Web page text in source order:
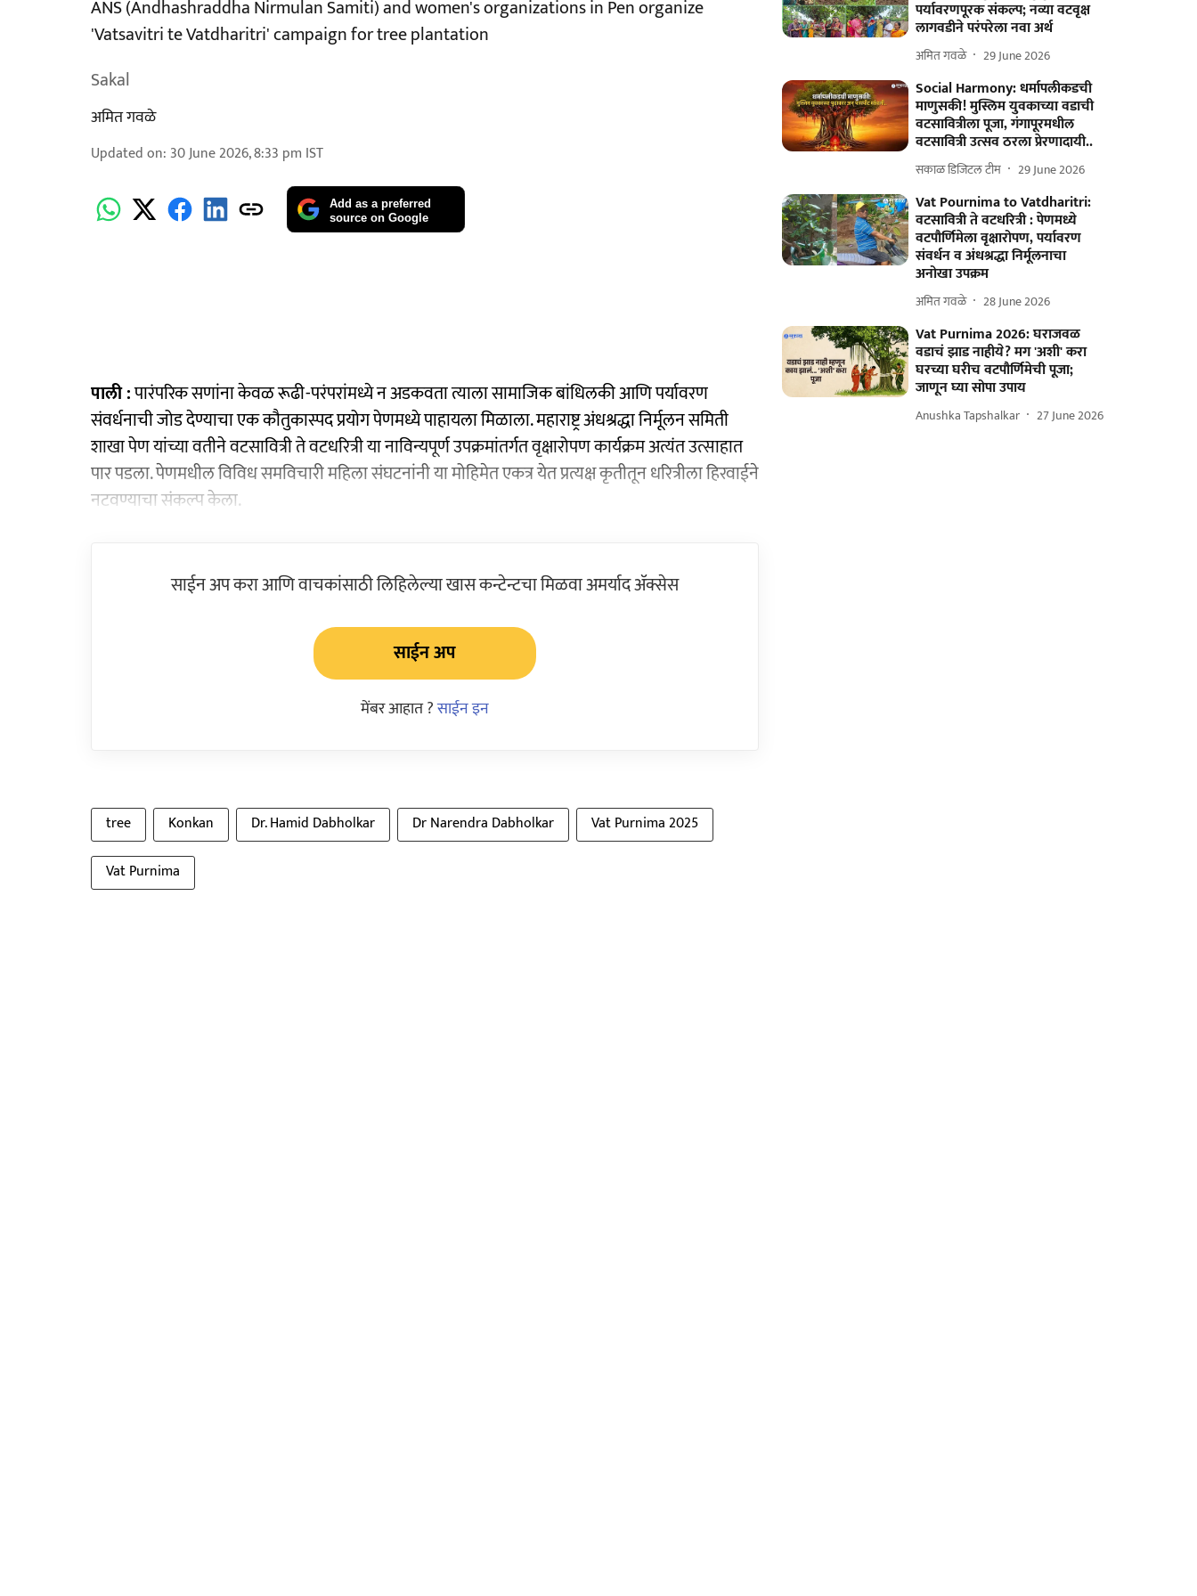
ANS (Andhashraddha Nirmulan Samiti) and women's organizations in Pen organize
'Vatsavitri te Vatdharitri' campaign for tree plantation
Sakal
अमित गवळे
Updated on: 30 June 2026, 8:33 pm IST
Add as a preferred
source on Google
पाली :पारंपरिक सणांना केवळ रूढी-परंपरांमध्ये न अडकवता त्याला सामाजिक बांधिलकी आणि पर्यावरण
संवर्धनाची जोड देण्याचा एक कौतुकास्पद प्रयोग पेणमध्ये पाहायला मिळाला. महाराष्ट्र अंधश्रद्धा निर्मूलन समिती
शाखा पेण यांच्या वतीने वटसावित्री ते वटधरित्री या नाविन्यपूर्ण उपक्रमांतर्गत वृक्षारोपण कार्यक्रम अत्यंत उत्साहात
पार पडला. पेणमधील विविध समविचारी महिला संघटनांनी या मोहिमेत एकत्र येत प्रत्यक्ष कृतीतून धरित्रीला हिरवाईने
नटवण्याचा संकल्प केला.
साईन अप करा आणि वाचकांसाठी लिहिलेल्या खास कन्टेन्टचा मिळवा अमर्याद ॲक्सेस
साईन अप
मेंबर आहात ?साईन इन
tree Konkan Dr. Hamid Dabholkar Dr Narendra Dabholkar
Vat Purnima 2025
Vat Purnima
पर्यावरणपूरक संकल्प; नव्या वटवृक्ष
लागवडीने परंपरेला नवा अर्थ
अमित गवळे 29 June 2026
Social Harmony: धर्मापलीकडची
माणुसकी! मुस्लिम युवकाच्या वडाची
वटसावित्रीला पूजा, गंगापूरमधील
वटसावित्री उत्सव ठरला प्रेरणादायी..
सकाळ डिजिटल टीम 29 June 2026
Vat Pournima to Vatdharitri:
वटसावित्री ते वटधरित्री : पेणमध्ये
वटपौर्णिमेला वृक्षारोपण, पर्यावरण
संवर्धन व अंधश्रद्धा निर्मूलनाचा
अनोखा उपक्रम
अमित गवळे 28 June 2026
Vat Purnima 2026: घराजवळ
वडाचं झाड नाहीये? मग 'अशी' करा
घरच्या घरीच वटपौर्णिमेची पूजा;
जाणून घ्या सोपा उपाय
Anushka Tapshalkar 27 June 2026